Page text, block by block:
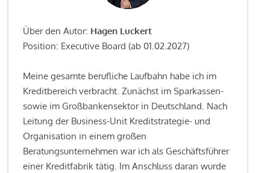
Über den Autor: Hagen Luckert
Position: Executive Board (ab 01.02.2027)
Meine gesamte berufliche Laufbahn habe ich im
Kreditbereich verbracht. Zunächst im Sparkassen-
sowie im Großbankensektor in Deutschland. Nach
Leitung der Business-Unit Kreditstrategie- und
Organisation in einem großen
Beratungsunternehmen war ich als Geschäftsführer
einer Kreditfabrik tätig. Im Anschluss daran wurde